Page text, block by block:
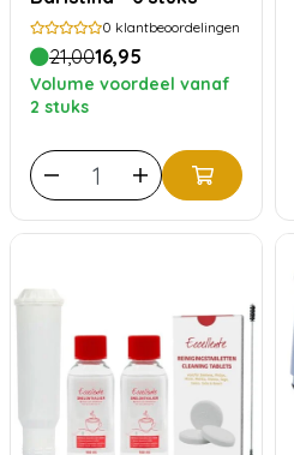
0 klantbeoordelingen
21,0016,95
Volume voordeel vanaf
2 stuks